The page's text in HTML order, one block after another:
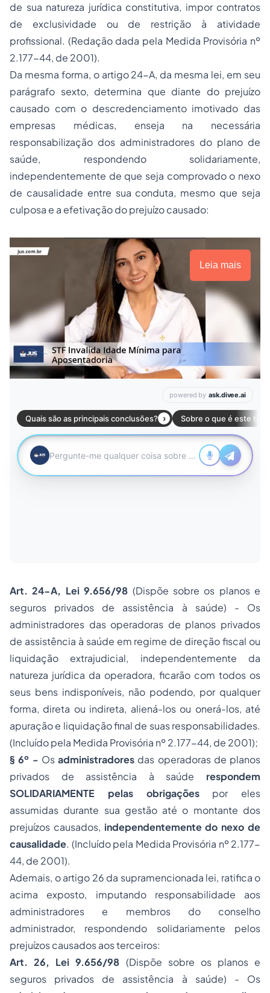
de sua natureza jurídica constitutiva, impor contratos
de exclusividade ou de restrição à atividade
profissional. (Redação dada pela Medida Provisória nº
2.177-44, de 2001).
Da mesma forma, o artigo 24-A, da mesma lei, em seu
parágrafo sexto, determina que diante do prejuízo
causado com o descredenciamento imotivado das
empresas médicas, enseja na necessária
responsabilização dos administradores do plano de
saúde, respondendo solidariamente,
independentemente de que seja comprovado o nexo
de causalidade entre sua conduta, mesmo que seja
culposa e a efetivação do prejuízo causado:
Leia mais
Art. 24-A, Lei 9.656/98 (Dispõe sobre os planos e
seguros privados de assistência à saúde) - Os
administradores das operadoras de planos privados
de assistência à saúde em regime de direção fiscal ou
liquidação extrajudicial, independentemente da
natureza jurídica da operadora, ficarão com todos os
seus bens indisponíveis, não podendo, por qualquer
forma, direta ou indireta, aliená-los ou onerá-los, até
apuração e liquidação final de suas responsabilidades.
(Incluído pela Medida Provisória nº 2.177-44, de 2001);
§ 6º - Os administradores das operadoras de planos
privados de assistência à saúde respondem
SOLIDARIAMENTE pelas obrigaçõespor eles
assumidas durante sua gestão até o montante dos
prejuízos causados, independentemente do nexo de
causalidade. (Incluído pela Medida Provisória nº 2.177-
44, de 2001).
Ademais, o artigo 26 da supramencionada lei, ratifica o
acima exposto, imputando responsabilidade aos
administradores e membros do conselho
administrador, respondendo solidariamente pelos
prejuízos causados aos terceiros:
Art. 26, Lei 9.656/98 (Dispõe sobre os planos e
seguros privados de assistência à saúde) - Os